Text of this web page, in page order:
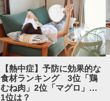
【熱中症】予防に効果的な
食材ランキング 3位「鶏
むね肉」2位「マグロ」…
1位は？